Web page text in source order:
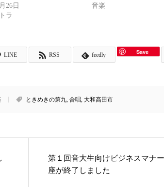
26日
ラ
音楽
LINE RSS feedly Save
ときめきの第九, 合唱, 大和高田市
第１回音大生向けビジネスマナ
座が終了しました